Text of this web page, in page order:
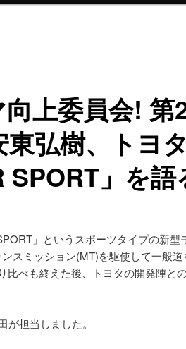
上委員会! 第
弘樹、トヨタ
SPORT」を語
」というスポーツタイプの新型
スミッション(MT)を駆使して一般道
べも終えた後、トヨタの開発陣と
担当しました。